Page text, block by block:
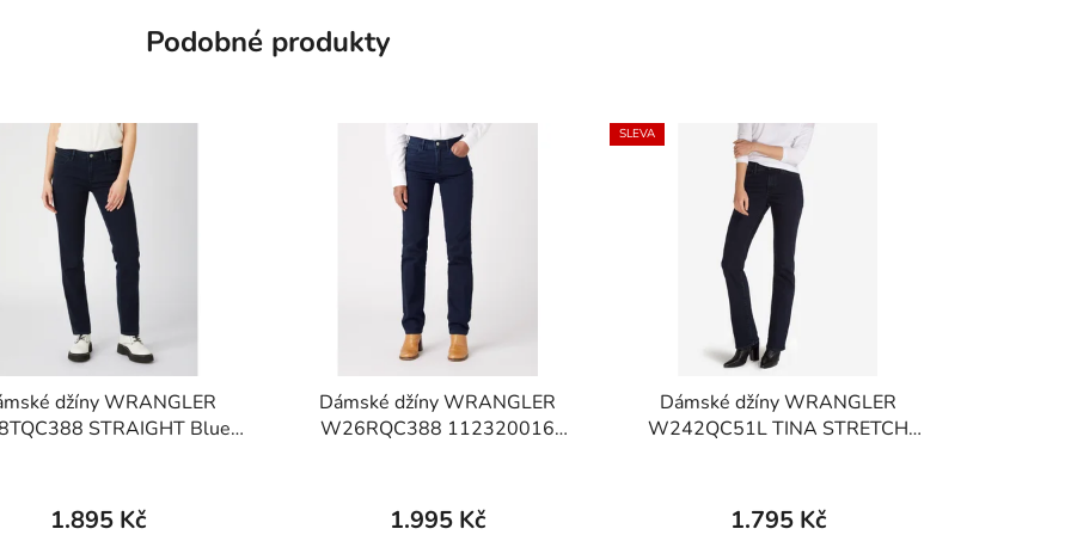
Podobné produkty
džíny WRANGLER
STRAIGHT Blue
1.895 Kč
Dámské džíny WRANGLER
W26RQC388 112320016
1.995 Kč
SLEVA
Dámské džíny WRANGLER
W242QC51L TINA STRETCH
1.795 Kč